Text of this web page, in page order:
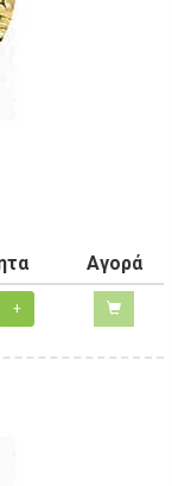
Αγορά
+